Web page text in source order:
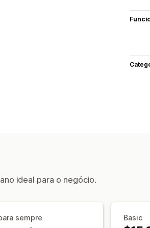
ideal para o negócio.
sempre Basic